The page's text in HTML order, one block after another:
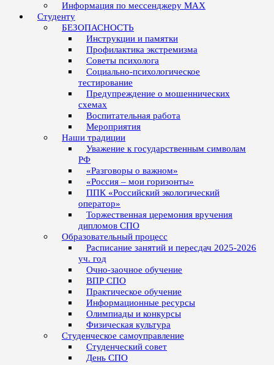
Информация по мессенджеру MAX
Студенту
БЕЗОПАСНОСТЬ
Инструкции и памятки
Профилактика экстремизма
Советы психолога
Социально-психологическое
тестирование
Предупреждение о мошеннических
схемах
Воспитательная работа
Мероприятия
Наши традиции
Уважение к государственным символам
РФ
«Разговоры о важном»
«Россия – мои горизонты»
ППК «Российский экологический
оператор»
Торжественная церемония вручения
дипломов СПО
Образовательный процесс
Расписание занятий и пересдач 2025-2026
уч. год
Очно-заочное обучение
ВПР СПО
Практическое обучение
Информационные ресурсы
Олимпиады и конкурсы
Физическая культура
Студенческое самоуправление
Студенческий совет
День СПО